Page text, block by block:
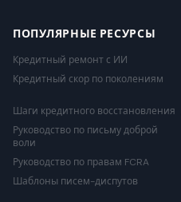
ПОПУЛЯРНЫЕ РЕСУРСЫ
Кредитный ремонт с ИИ
Кредитный скор по поколениям
Шаги кредитного восстановления
Руководство по письму доброй
воли
Руководство по правам FCRA
Шаблоны писем-диспутов